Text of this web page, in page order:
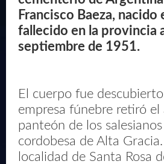
Francisco Baeza,
fallecido en la provincia
septiembre de 1951.
El cuerpo fue
empresa fúnebre retiró
panteón de los
cordobesa de Alta
localidad de Santa Rosa